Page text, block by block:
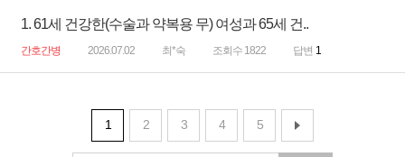
1. 61세 건강한(수술과 약복용 무) 여성과 65세 건..
간호간병 2026.07.02 최*숙 조회수 1822 답변 1
1 2 3 4 5